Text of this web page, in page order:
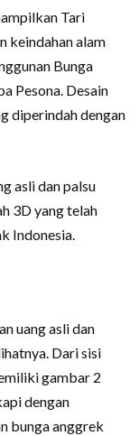
Tari
keindahan alam
Bunga
Pesona. Desain
diperindah dengan
asli dan palsu
3D yang telah
Indonesia.
uang asli dan
Dari sisi
gambar 2
dengan
bunga anggrek